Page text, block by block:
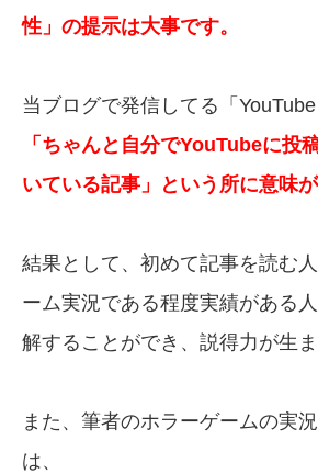
性」の提示は大事です。
当ブログで発信してる「
「ちゃんと自分でYouTubeに投
いている記事」という所に意味が
結果として、初めて記事を読む
ーム実況である程度実績がある
解することができ、説得力が生ま
また、筆者のホラーゲームの実
は、